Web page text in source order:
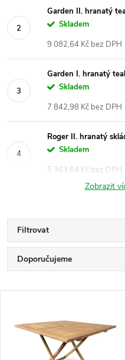
Garden II. hranatý
Skladem
9 082,64 Kč bez DPH
Garden I. hranatý
Skladem
7 842,98 Kč bez DPH
Roger II. hranatý
Skladem
5 363,64 Kč bez DPH
Zobrazit
Filtrovat
Ř
a
z
Doporučujeme
Nejprodávanější
Abecedně
ý